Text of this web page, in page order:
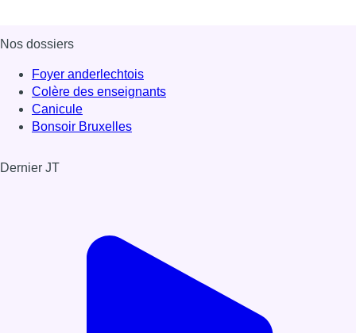
Nos dossiers
Foyer anderlechtois
Colère des enseignants
Canicule
Bonsoir Bruxelles
Dernier JT